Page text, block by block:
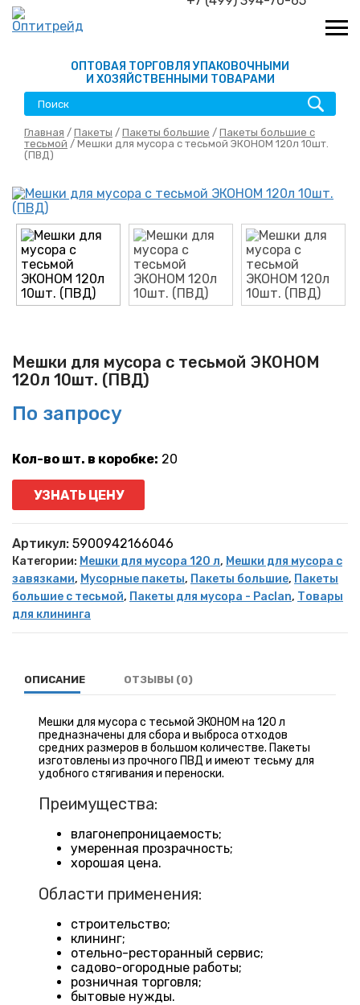
ОПТОВАЯ ТОРГОВЛЯ УПАКОВОЧНЫМИ
И ХОЗЯЙСТВЕННЫМИ ТОВАРАМИ
Главная / Пакеты / Пакеты большие / Пакеты большие с
тесьмой / Мешки для мусора с тесьмой ЭКОНОМ 120л 10шт.
(ПВД)
Мешки для мусора с тесьмой ЭКОНОМ
120л 10шт. (ПВД)
По запросу
Кол-во шт. в коробке: 20
УЗНАТЬ ЦЕНУ
Артикул: 5900942166046
Категории: Мешки для мусора 120 л, Мешки для мусора с
завязками, Мусорные пакеты, Пакеты большие, Пакеты
большие с тесьмой, Пакеты для мусора - Paclan, Товары
для клининга
ОПИСАНИЕ ОТЗЫВЫ (0)
Мешки для мусора с тесьмой ЭКОНОМ на 120 л
предназначены для сбора и выброса отходов
средних размеров в большом количестве. Пакеты
изготовлены из прочного ПВД и имеют тесьму для
удобного стягивания и переноски.
Преимущества:
влагонепроницаемость;
умеренная прозрачность;
хорошая цена.
Области применения:
строительство;
клининг;
отельно-ресторанный сервис;
садово-огородные работы;
розничная торговля;
бытовые нужды.